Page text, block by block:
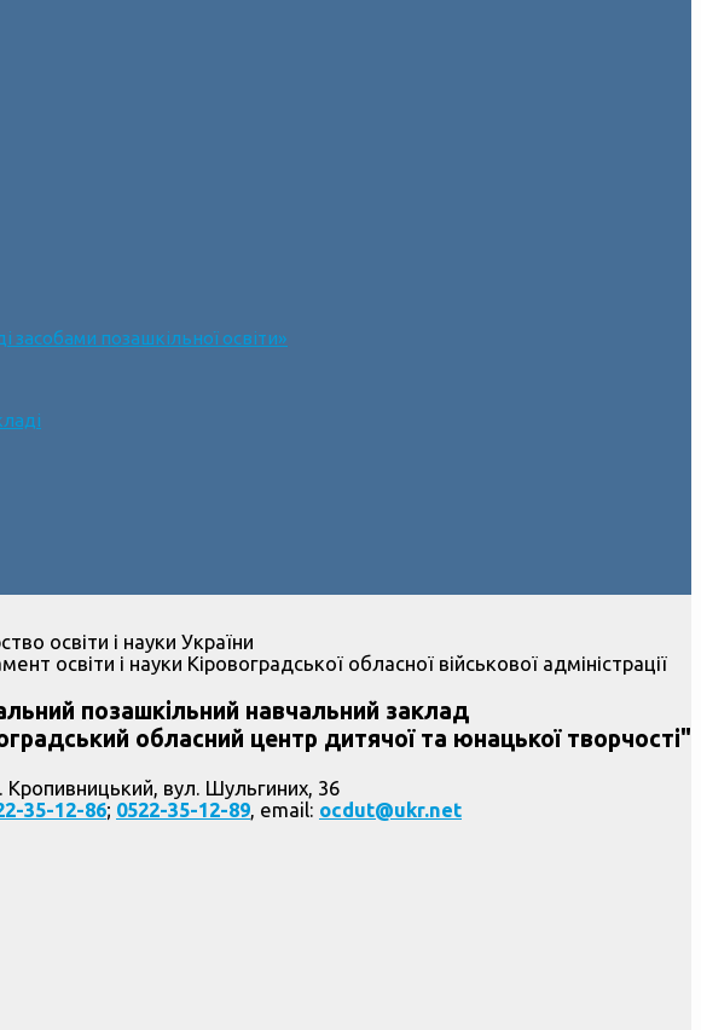
позашкільної освіти»
освіти і науки України
освіти і науки Кіровоградської обласної військової адміністрації
позашкільний навчальний заклад
обласний центр дитячої та юнацької творчості"
Кропивницький, вул. Шульгиних, 36
35-12-86; 0522-35-12-89, email: ocdut@ukr.net